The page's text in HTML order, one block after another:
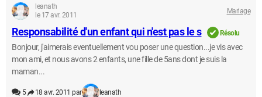
leanath
le 17 avr. 2011
Mariage
Responsabilité d'un enfant qui n'est pas le s Résolu
Bonjour, j'aimerais eventuellement vou poser une question...je vis avec
mon ami, et nous avons 2 enfants, une fille de 5ans dont je suis la
maman...
5 18 avr. 2011 par leanath